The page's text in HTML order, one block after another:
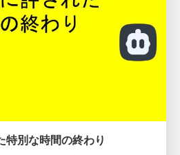
特別な時間の終わり